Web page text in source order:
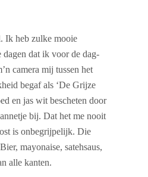
Ik heb zulke mooie
dagen dat ik voor de dag-
camera mij tussen het
begaf als ‘De Grijze
en jas wit bescheten door
bij. Dat het me nooit
is onbegrijpelijk. Die
mayonaise, satehsaus,
alle kanten.